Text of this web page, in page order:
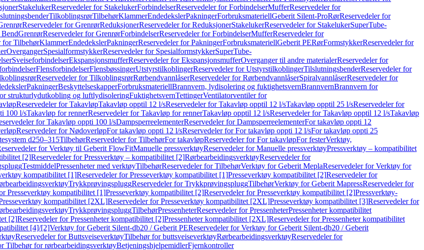
StakelukerReservedeler for StakelukerForbindelserReservedeler for ForbindelserMufferReservedeler for
TilkoblingsrørTilbehørKlammerEndedekslerPakningerForbruksmateriellGeberit Silent-ProRørReservedeler for
Reservedeler for GrenrørReduksjonerReservedeler for ReduksjonerStakelukerReservedeler for StakelukerSuperTube-
GrenrørReservedeler for GrenrørForbindelserReservedeler for ForbindelserMufferReservedeler for
for TilbehørKlammerEndedekslerPakningerReservedeler for PakningerForbruksmateriellGeberit PERørFormstykkerReservedeler for
OvergangerSpesialformstykkerReservedeler for SpesialformstykkerSuperTube-
SveiseforbindelserEkspansjonsmufferReservedeler for EkspansjonsmufferOverganger til andre materialerReservedeler for
FlensforbindelserFlensbøssingerUtstyrstilkoblingerReservedeler for UtstyrstilkoblingerTilslutningsbenderReservedeler for
Reservedeler for TilkoblingsrørRørbendvannlåserReservedeler for RørbendvannlåserSpiralvannlåserReservedeler for
PakningerBeskyttelseskapperForbruksmateriellBrannvern, lydisolering og fuktighetsvernBrannvernBrannvern for
strukturlydutkobling og luftlydisoleringFuktighetsvernTettingerVentilatorventiler for
Reservedeler for TakavløpTakavløp opptil 12 l/sReservedeler for Takavløp opptil 12 l/sTakavløp opptil 25 l/sReservedeler for
100 l/sTakavløp for rennerReservedeler for Takavløp for rennerTakavløp opptil 12 l/sReservedeler for Takavløp opptil 12 l/sTakavløp
for Takavløp oppti 100 l/sDampsperreelementerReservedeler for DampsperreelementerFor takavløp oppti 12
Reservedeler for NødoverløpFor takavløp oppti 12 l/sReservedeler for For takavløp oppti 12 l/sFor takavløp oppti 25
d250–315TilbehørReservedeler for TilbehørFor takavløpReservedeler for For takavløpFor festerVerktøy,
for Verktøy til Geberit FlowFitManuelle pressverktøyReservedeler for Manuelle pressverktøyPressverktøy – kompatibilitet
[2]Reservedeler for Pressverktøy – kompatibilitet [2]RørbearbeidingsverktøyReservedeler for
TestmiddelPressenheter med verktøyTilbehørReservedeler for TilbehørVerktøy for Geberit MeplaReservedeler for Verktøy for
kompatibilitet [1]Reservedeler for Presseverktøy kompatibilitet [1]Presseverktøy kompatibilitet [2]Reservedeler for
TrykkprøvingspluggReservedeler for TrykkprøvingspluggTilbehørVerktøy for Geberit MapressReservedeler for
Presseverktøy kompatibilitet [1]Presseverktøy kompatibilitet [2]Reservedeler for Presseverktøy kompatibilitet [2]Pressverktøy-
kompatibilitet [2XL]Reservedeler for Presseverktøy kompatibilitet [2XL]Presseverktøy kompatibilitet [3]Reservedeler for
TrykkprøvingspluggTilbehørPressenheterReservedeler for PressenheterPressenheter kompatibilitet
[2]Reservedeler for Pressenheter kompatibilitet [2]Pressenheter kompatibilitet [2XL]Reservedeler for Pressenheter kompatibilitet
[4]/[2]Verktøy for Geberit Silent-db20 / Geberit PEReservedeler for Verktøy for Geberit Silent-db20 / Geberit
Reservedeler for ButtsveiseverktøyTilbehør for buttsveiseverktøyRørbearbeidingsverktøyReservedeler for
Tilbehør for rørbearbeidingsverktøyBetjeningshjelpemidlerFjernkontroller